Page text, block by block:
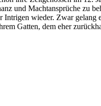
und Machtansprüche zu
wieder. Zwar
Gatten, dem eher